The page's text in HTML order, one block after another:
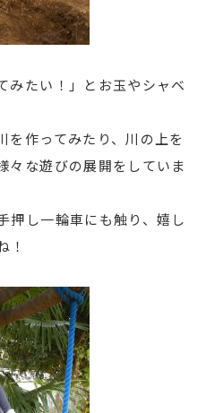
みたい！」とお玉やシャベ
を作ってみたり、川の上を
々な遊びの展開をしていま
押し一輪車にも触り、嬉し
！